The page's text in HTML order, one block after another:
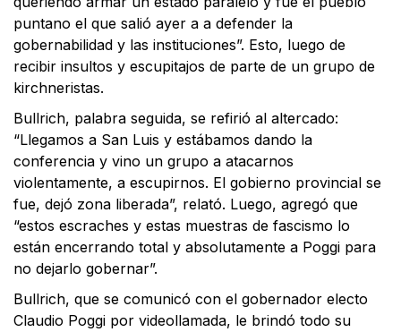
puntano el que salió ayer a a defender la
gobernabilidad y las instituciones”. Esto, luego de
recibir insultos y escupitajos de parte de un grupo de
kirchneristas.
Bullrich, palabra seguida, se refirió al altercado:
“Llegamos a San Luis y estábamos dando la
conferencia y vino un grupo a atacarnos
violentamente, a escupirnos. El gobierno provincial se
fue, dejó zona liberada”, relató. Luego, agregó que
“estos escraches y estas muestras de fascismo lo
están encerrando total y absolutamente a Poggi para
no dejarlo gobernar”.
Bullrich, que se comunicó con el gobernador electo
Claudio Poggi por videollamada, le brindó todo su